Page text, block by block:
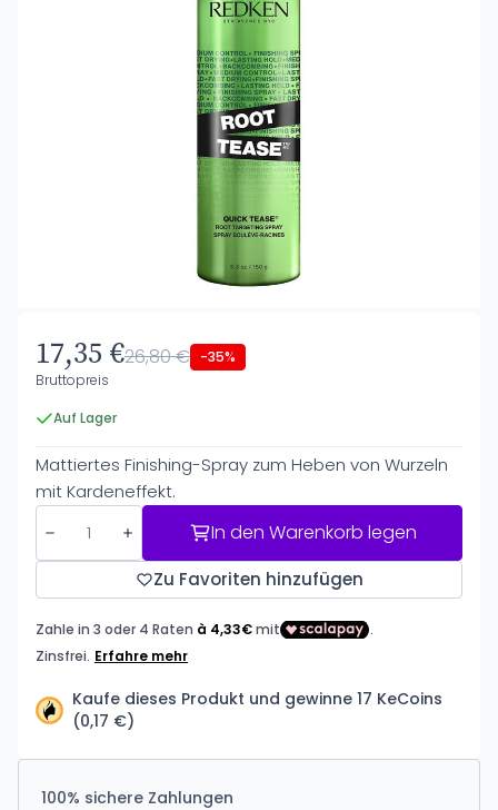
17,35 €26,80 € -35%
Bruttopreis
Auf Lager
Mattiertes Finishing-Spray zum Heben von Wurzeln
mit Kardeneffekt.
In den Warenkorb legen
Zu Favoriten hinzufügen
Kaufe dieses Produkt und gewinne 17 KeCoins
(0,17 €)
100% sichere Zahlungen